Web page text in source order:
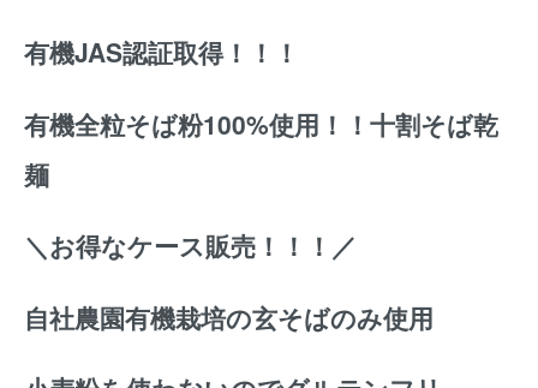
有機JAS認証取得！！！
有機全粒そば粉100%使用！！十割そば乾
麺
＼お得なケース販売！！！／
自社農園有機栽培の玄そばのみ使用